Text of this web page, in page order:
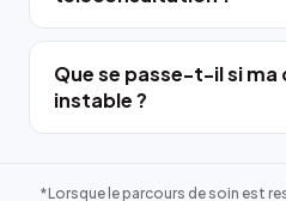
Que se passe-t-il si ma
instable ?
*Lorsque le parcours de soin est